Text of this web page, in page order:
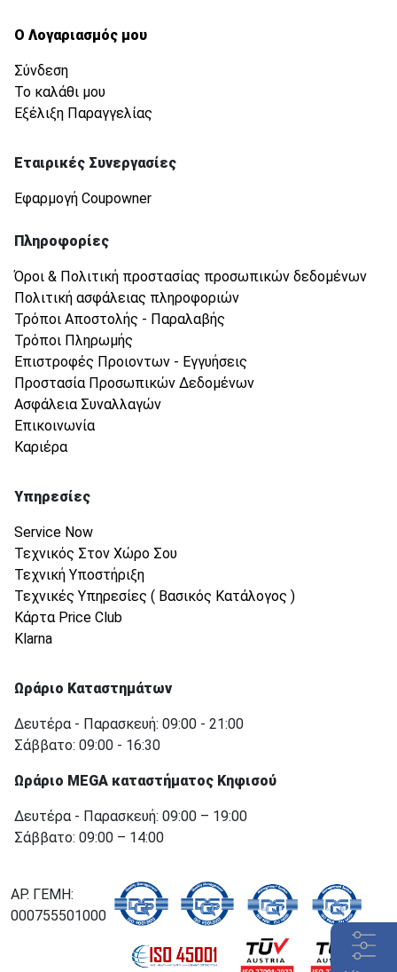
Ο Λογαριασμός μου
Σύνδεση
Το καλάθι μου
Εξέλιξη Παραγγελίας
Εταιρικές Συνεργασίες
Εφαρμογή Coupowner
Πληροφορίες
Όροι & Πολιτική προστασίας προσωπικών δεδομένων
Πολιτική ασφάλειας πληροφοριών
Τρόποι Αποστολής - Παραλαβής
Τρόποι Πληρωμής
Επιστροφές Προιοντων - Εγγυήσεις
Προστασία Προσωπικών Δεδομένων
Ασφάλεια Συναλλαγών
Επικοινωνία
Καριέρα
Υπηρεσίες
Service Now
Τεχνικός Στον Χώρο Σου
Τεχνική Υποστήριξη
Τεχνικές Υπηρεσίες ( Βασικός Κατάλογος )
Κάρτα Price Club
Klarna
Ωράριο Καταστημάτων
Δευτέρα - Παρασκευή: 09:00 - 21:00
Σάββατο: 09:00 - 16:30
Ωράριο MEGA καταστήματος Κηφισού
Δευτέρα - Παρασκευή: 09:00 – 19:00
Σάββατο: 09:00 – 14:00
ΑΡ. ΓΕΜΗ:
000755501000